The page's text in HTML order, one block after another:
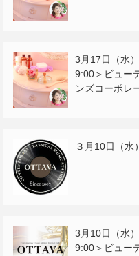
3月17日（水
9:00＞ビュー
ンズコーポレ
３月10日（水
3月10日（水
9:00＞ビュー